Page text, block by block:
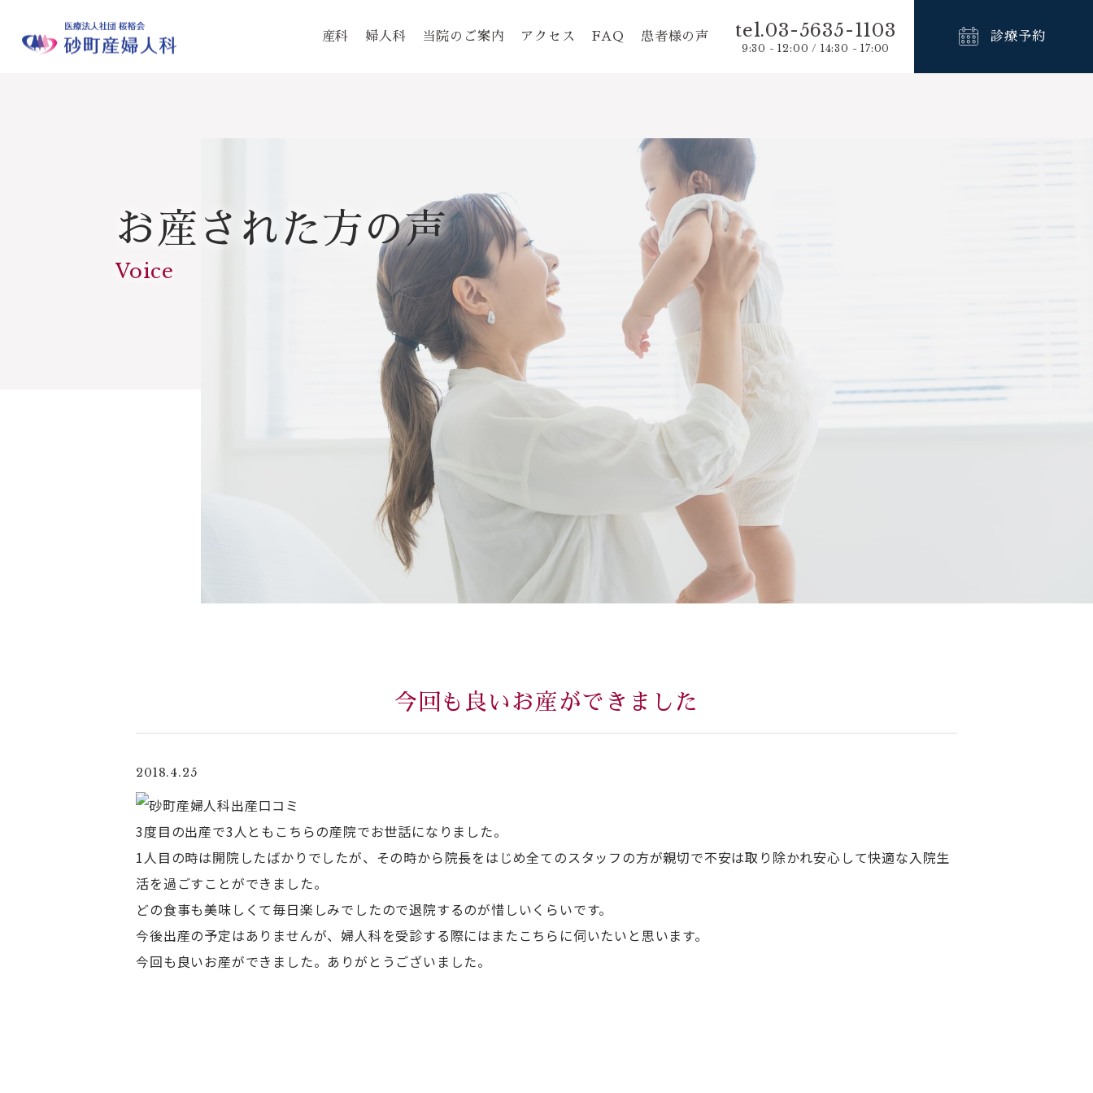
産科 婦人科 当院のご案内 アクセス FAQ 患者様の声 tel.03-5635-1103
9:30 - 12:00 / 14:30 - 17:00
診療予約
お産された方の声
Voice
今回も良いお産ができました
2018.4.25
3度目の出産で3人ともこちらの産院でお世話になりました。
1人目の時は開院したばかりでしたが、その時から院長をはじめ全てのスタッフの方が親切で不安は取り除かれ安心して快適な入院生
活を過ごすことができました。
どの食事も美味しくて毎日楽しみでしたので退院するのが惜しいくらいです。
今後出産の予定はありませんが、婦人科を受診する際にはまたこちらに伺いたいと思います。
今回も良いお産ができました。ありがとうございました。